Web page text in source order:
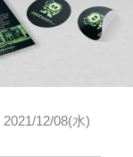
2021/12/08(水)